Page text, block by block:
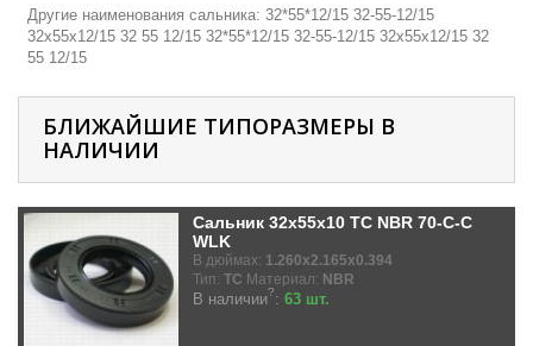
Другие наименования сальника: 32*55*12/15 32-55-12/15
32х55х12/15 32 55 12/15 32*55*12/15 32-55-12/15 32х55х12/15 32
55 12/15
БЛИЖАЙШИЕ ТИПОРАЗМЕРЫ В
НАЛИЧИИ
Сальник 32x55x10 TC NBR 70-C-C
WLK
В дюймах: 1.260x2.165x0.394
Тип: TC Материал: NBR
В наличии?: 63 шт.